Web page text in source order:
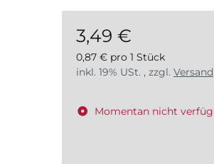
3,49 €
0,87 € pro 1 Stück
inkl. 19% USt. , zzgl. Versand
Momentan nicht